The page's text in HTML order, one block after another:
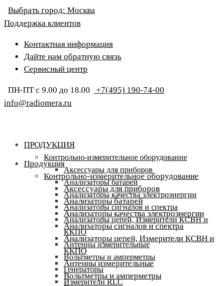
Выбрать город: Москва
Поддержка клиентов
Контактная информация
Дайте нам обратную связь
Сервисный центр
ПН-ПТ с 9.00 до 18.00
+7(495) 190-74-00
info@radiomera.ru
ПРОДУКЦИЯ
Контрольно-измерительное оборудование
Аксессуары для приборов
Анализаторы батарей
Анализаторы качества электроэнергии
Анализаторы сигналов и спектра
Анализаторы цепей, Измерители КСВН и
ККПО
Антенны измерительные
Вольтметры и амперметры
Генераторы
Измерители RLC
Продукция
Контрольно-измерительное оборудование
Аксессуары для приборов
Анализаторы батарей
Анализаторы качества электроэнергии
Анализаторы сигналов и спектра
Анализаторы цепей, Измерители КСВН и
ККПО
Антенны измерительные
Вольтметры и амперметры